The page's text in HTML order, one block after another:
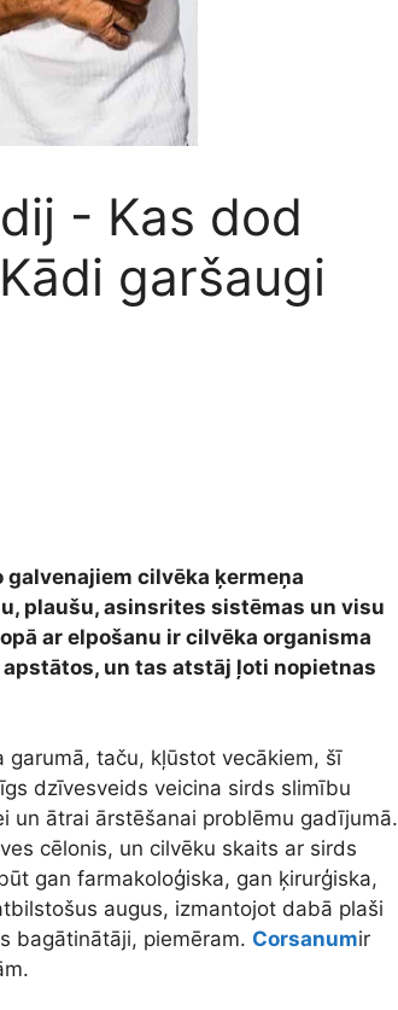
- Kas dod
garšaugi
cilvēka ķermeņa
plaušu, asinsrites sistēmas un visu
ar elpošanu ir cilvēka organisma
un tas atstāj ļoti nopietnas
garumā, taču, kļūstot vecākiem, šī
dzīvesveids veicina sirds slimību
un ātrai ārstēšanai problēmu gadījumā.
cēlonis, un cilvēku skaits ar sirds
gan farmakoloģiska, gan ķirurģiska,
augus, izmantojot dabā plaši
bagātinātāji, piemēram. Corsanumir